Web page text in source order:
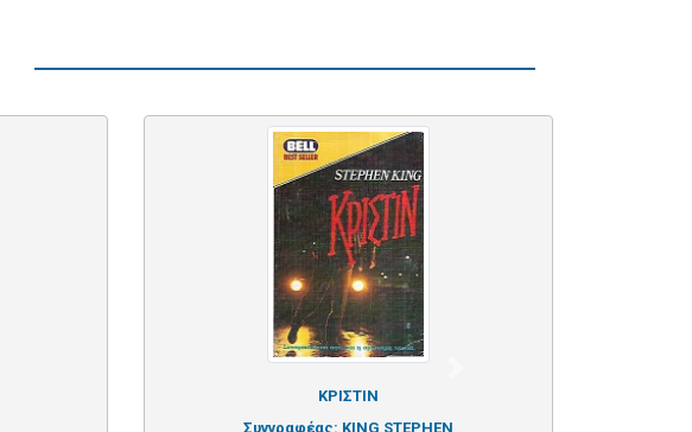
ΚΡΙΣΤΙΝ
Συγγραφέας: KING STEPHEN